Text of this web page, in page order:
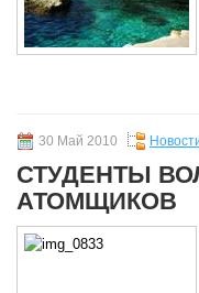
30 Май 2010
СТУДЕНТЫ
АТОМЩИКОВ